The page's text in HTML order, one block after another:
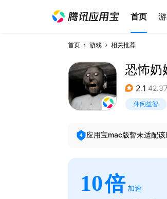
首页
首页 游戏 相关推荐
恐怖奶
2.1 42.3
休闲益智
应用宝mac版暂未适配
10倍 加速